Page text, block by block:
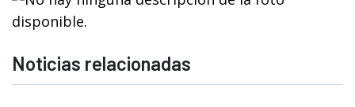
Noticias relacionadas